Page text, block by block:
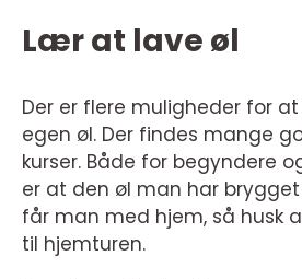
Lær at lave øl
Der er flere muligheder for
egen øl. Der findes mange
kurser. Både for begyndere
er at den øl man har
får man med hjem, så husk
til hjemturen.